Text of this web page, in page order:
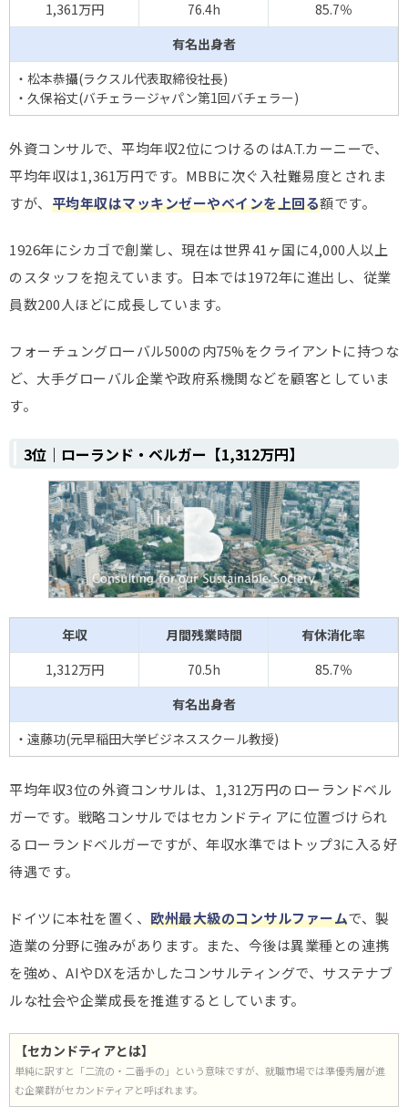
1,361万円 76.4h
85.7％
有名出身者
・松本恭攝(ラクスル代表取締役社長)
・久保裕丈(バチェラージャパン第1回バチェラー)
外資コンサルで、平均年収2位につけるのはA.T.カーニーで、
平均年収は1,361万円です。MBBに次ぐ入社難易度とされま
すが、 平均年収はマッキンゼーやベインを上回る額です。
1926年にシカゴで創業し、現在は世界41ヶ国に4,000人以上
のスタッフを抱えています。日本では1972年に進出し、従業
員数200人ほどに成長しています。
フォーチュングローバル500の内75%をクライアントに持つな
ど、大手グローバル企業や政府系機関などを顧客としていま
す。
3位｜ローランド・ベルガー​【1,312万円】
年収 月間残業時間
有休消化率
1,312万円
70.5h
85.7％
有名出身者
・遠藤功(元早稲田大学ビジネススクール教授)
平均年収3位の外資コンサルは、1,312万円のローランドベル
ガーです。戦略コンサルではセカンドティアに位置づけられ
るローランドベルガーですが、年収水準ではトップ3に入る好
待遇です。
ドイツに本社を置く、 欧州最大級のコンサルファームで、製
造業の分野に強みがあります。また、今後は異業種との連携
を強め、AIやDXを活かしたコンサルティングで、 サステナブ
ルな社会や企業成長を推進するとしています。
【セカンドティアとは】
単純に訳すと「二流の・二番手の」という意味ですが、就職市場では準優秀層が進
む企業群がセカンドティアと呼ばれます。